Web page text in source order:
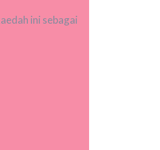
ini sebagai